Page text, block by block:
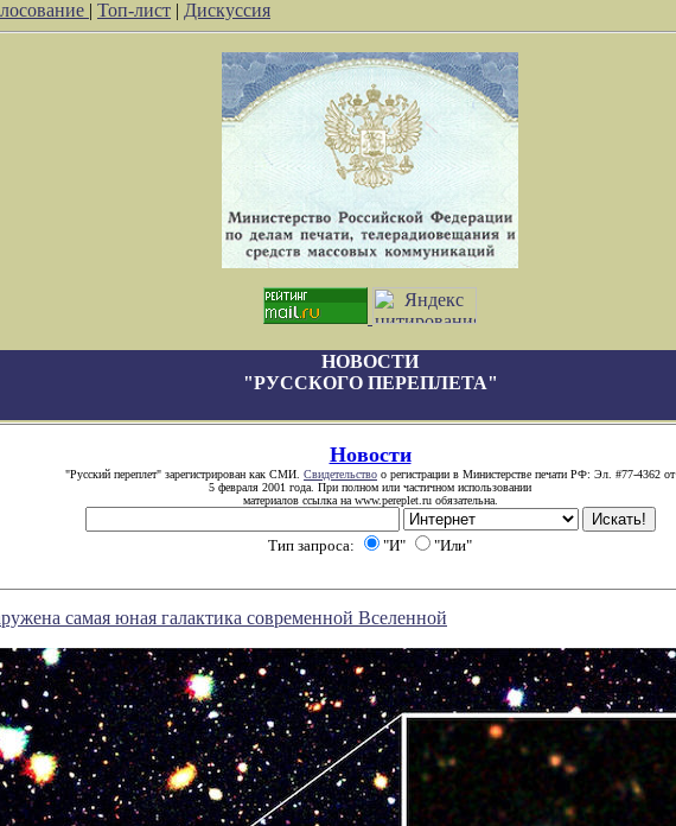
| Топ-лист | Дискуссия
НОВОСТИ
"РУССКОГО ПЕРЕПЛЕТА"
Новости
"Русский переплет" зарегистрирован как СМИ. Свидетельство о регистрации в Министерстве печати РФ: Эл. #77-4362 от
5 февраля 2001 года. При полном или частичном использовании
материалов ссылка на www.pereplet.ru обязательна.
Тип запроса: "И" "Или"
самая юная галактика современной Вселенной